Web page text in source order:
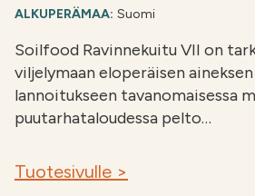
ALKUPERÄMAA: Suomi
Soilfood Ravinnekuitu VII on
viljelymaan eloperäisen
lannoitukseen tavanomaisessa
puutarhataloudessa pelto…
Tuotesivulle >